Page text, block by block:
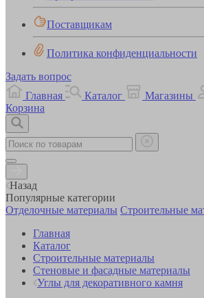
Поставщикам
Политика конфиденциальности
Задать вопрос
Главная
Каталог Магазины
Корзина
Назад
Популярные категории
Отделочные материалы Строительные
Главная
Каталог
Строительные материалы
Стеновые и фасадные материалы
Углы для декоративного камня